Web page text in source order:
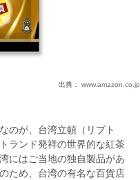
出典： www.amazon.co.jp
のが、台湾立頓（リプト
ランド発祥の世界的な紅茶
にはご当地の独自製品があ
ため、台湾の有名な百貨店